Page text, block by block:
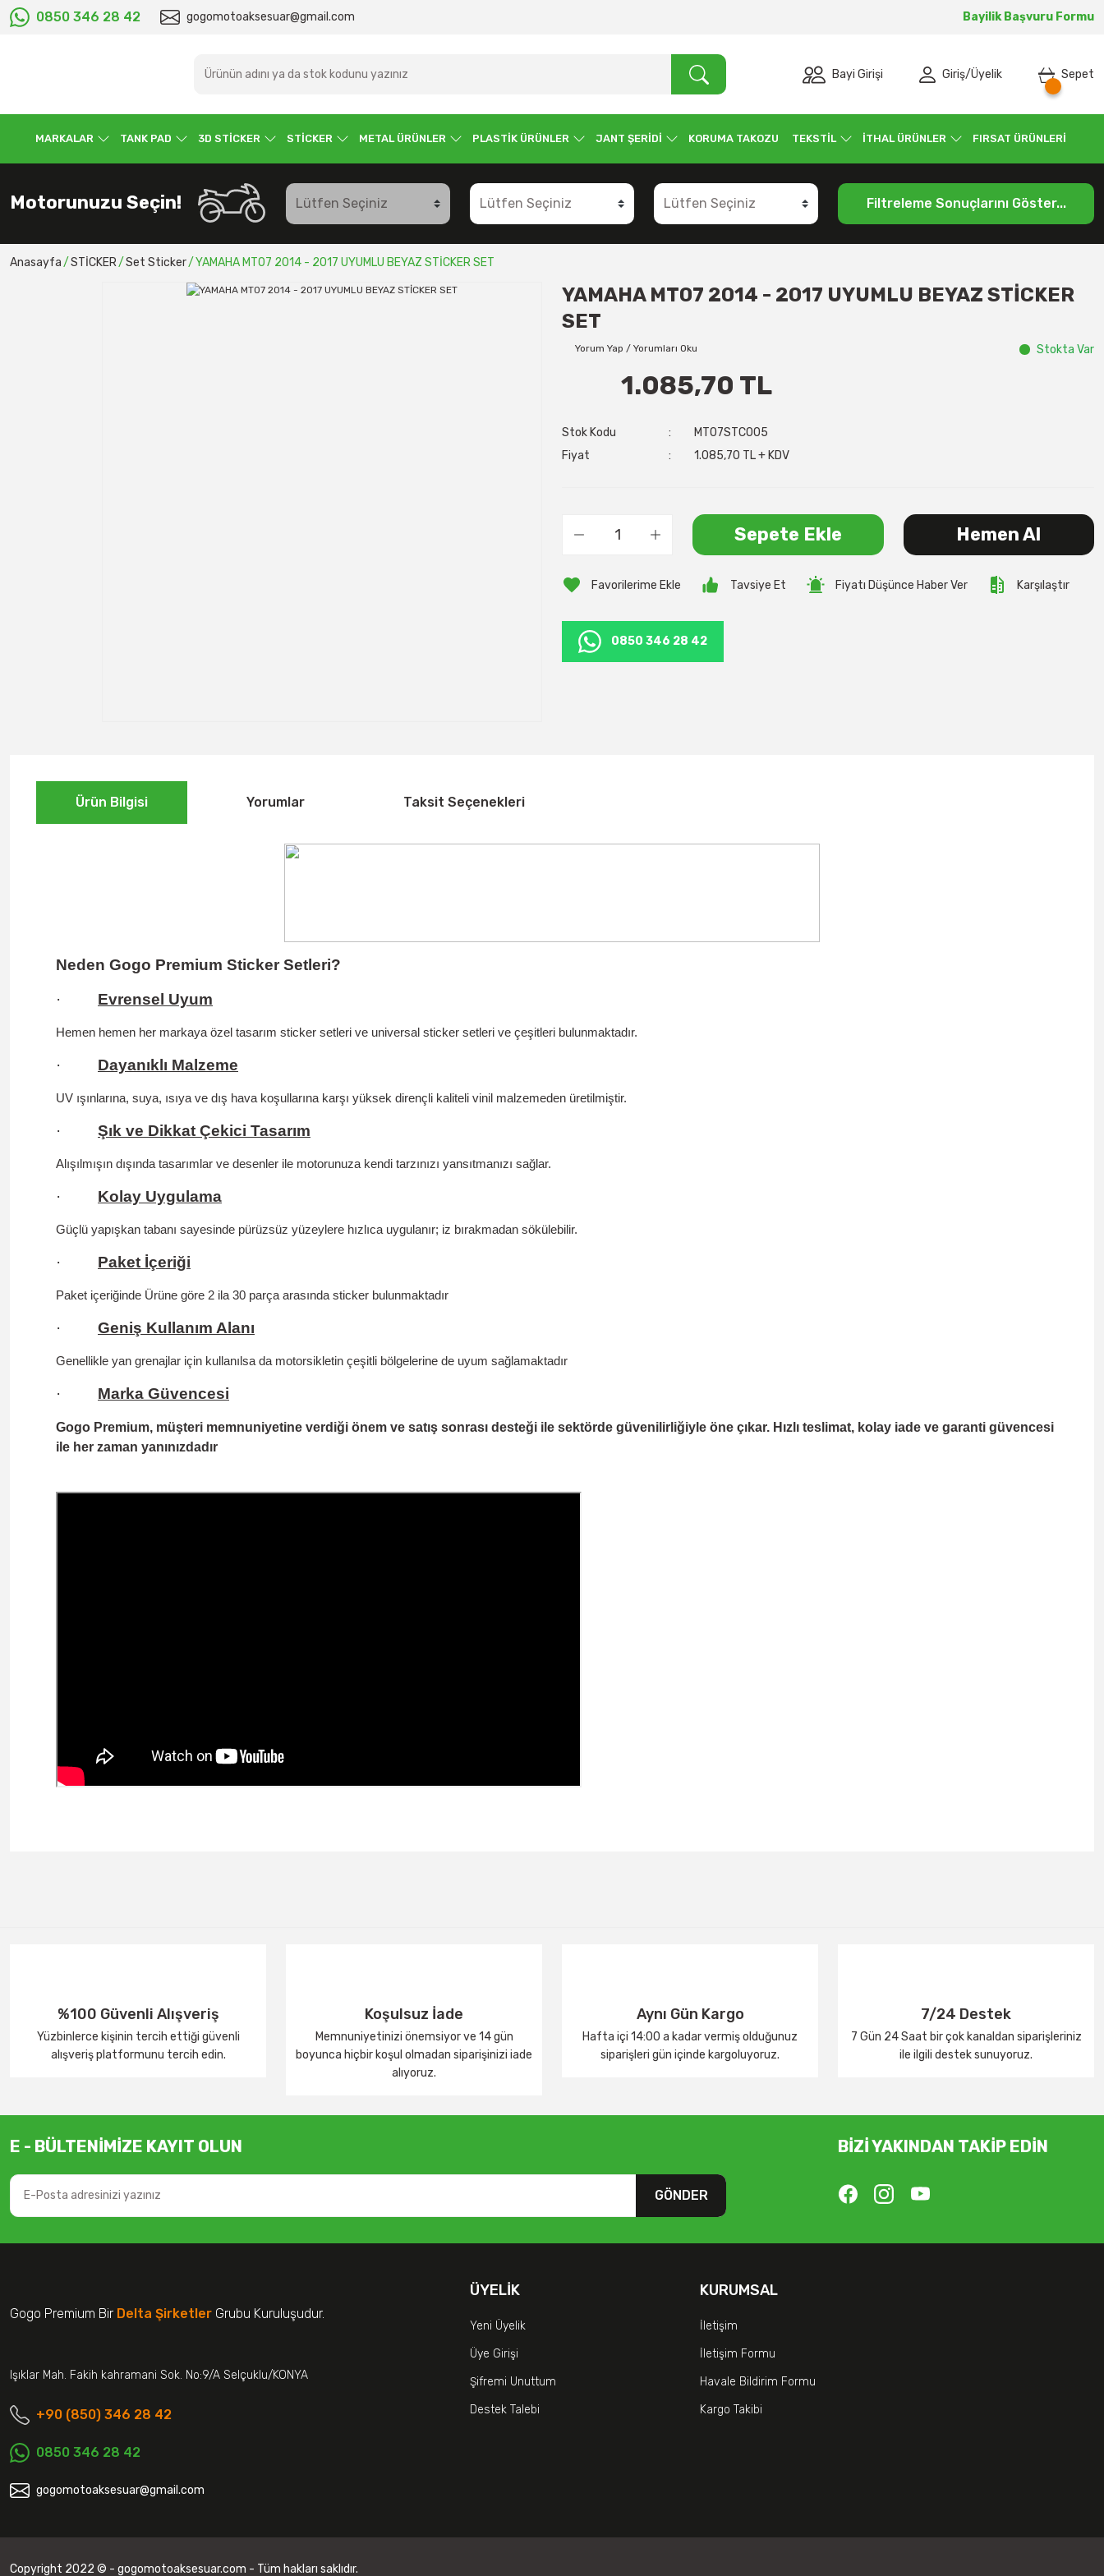
0850 346 28 42 gogomotoaksesuar@gmail.com Bayilik Başvuru Formu
Bayi Girişi Giriş/Üyelik Sepet
MARKALAR TANK PAD 3D STİCKER STİCKER METAL ÜRÜNLER PLASTİK ÜRÜNLER JANT ŞERİDİ KORUMA TAKOZU TEKSTİL İTHAL ÜRÜNLER FIRSAT ÜRÜNLERİ
Motorunuzu Seçin! Filtreleme Sonuçlarını Göster...
Anasayfa STİCKER Set Sticker YAMAHA MT07 2014 - 2017 UYUMLU BEYAZ STİCKER SET
YAMAHA MT07 2014 - 2017 UYUMLU BEYAZ STİCKER
SET
Yorum Yap / Yorumları Oku Stokta Var
1.085,70 TL
Stok Kodu
MT07STC005
Fiyat
1.085,70 TL + KDV
Sepete Ekle Hemen Al
Tavsiye Et Fiyatı Düşünce Haber Ver Karşılaştır
0850 346 28 42
Ürün Bilgisi Yorumlar Taksit Seçenekleri
Neden Gogo Premium Sticker Setleri?
·
Evrensel Uyum
Hemen hemen her markaya özel tasarım sticker setleri ve universal sticker setleri ve çeşitleri bulunmaktadır.
· Dayanıklı Malzeme
UV ışınlarına, suya, ısıya ve dış hava koşullarına karşı yüksek dirençli kaliteli vinil malzemeden üretilmiştir.
· Şık ve Dikkat Çekici Tasarım
Alışılmışın dışında tasarımlar ve desenler ile motorunuza kendi tarzınızı yansıtmanızı sağlar.
· Kolay Uygulama
Güçlü yapışkan tabanı sayesinde pürüzsüz yüzeylere hızlıca uygulanır; iz bırakmadan sökülebilir.
· Paket İçeriği
Paket içeriğinde Ürüne göre 2 ila 30 parça arasında sticker bulunmaktadır
· Geniş Kullanım Alanı
Genellikle yan grenajlar için kullanılsa da motorsikletin çeşitli bölgelerine de uyum sağlamaktadır
· Marka Güvencesi
Gogo Premium, müşteri memnuniyetine verdiği önem ve satış sonrası desteği ile sektörde güvenilirliğiyle öne çıkar. Hızlı teslimat, kolay iade ve garanti güvencesi
ile her zaman yanınızdadır
%100 Güvenli Alışveriş
Yüzbinlerce kişinin tercih ettiği güvenli
alışveriş platformunu tercih edin.
Koşulsuz İade
Memnuniyetinizi önemsiyor ve 14 gün
boyunca hiçbir koşul olmadan siparişinizi iade
alıyoruz.
Aynı Gün Kargo
Hafta içi 14:00 a kadar vermiş olduğunuz
siparişleri gün içinde kargoluyoruz.
7/24 Destek
7 Gün 24 Saat bir çok kanaldan siparişleriniz
ile ilgili destek sunuyoruz.
E - BÜLTENİMİZE KAYIT OLUN
GÖNDER
BİZİ YAKINDAN TAKİP EDİN
Gogo Premium Bir Delta Şirketler Grubu Kuruluşudur.
Işıklar Mah. Fakih kahramani Sok. No:9/A Selçuklu/KONYA
+90 (850) 346 28 42
0850 346 28 42
gogomotoaksesuar@gmail.com
ÜYELIK
Yeni Üyelik
Üye Girişi
Şifremi Unuttum
Destek Talebi
KURUMSAL
İletişim
İletişim Formu
Havale Bildirim Formu
Kargo Takibi
Copyright 2022 © - gogomotoaksesuar.com - Tüm hakları saklıdır.